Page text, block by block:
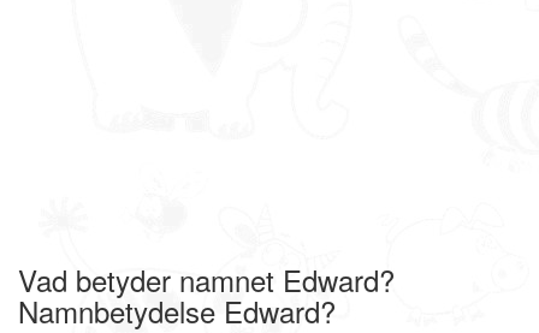
Vad betyder namnet Edward?
Namnbetydelse Edward?